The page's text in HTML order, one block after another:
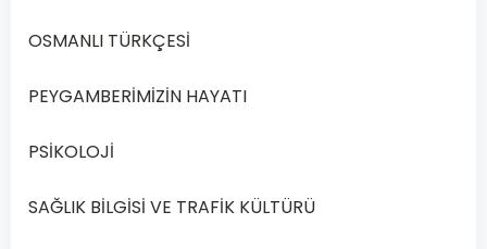
VE
Lise
OSMANLI TÜRKÇESİ
PEYGAMBERİMİZİN HAYATI
PSİKOLOJİ
SAĞLIK BİLGİSİ VE TRAFİK KÜLTÜRÜ